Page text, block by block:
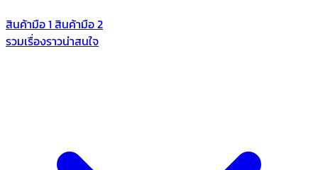
สินค้ามือ 1 สินค้ามือ 2
รวมเรื่องราวน่าสนใจ